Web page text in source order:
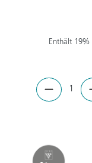
Enthält